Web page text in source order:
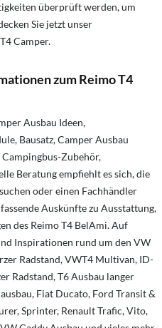
überprüft werden, um
Sie jetzt unser
Camper.
zum Reimo T4
Ausbau Ideen,
Bausatz, Camper Ausbau
Zubehör,
Beratung empfiehlt es sich, die
oder einen Fachhändler
Auskünfte zu Ausstattung,
des Reimo T4 BelAmi. Auf
Inspirationen rund um den VW
Radstand, VWT4 Multivan, ID-
Radstand, T6 Ausbau langer
Fiat Ducato, Ford Transit &
Sprinter, Renault Trafic, Vito,